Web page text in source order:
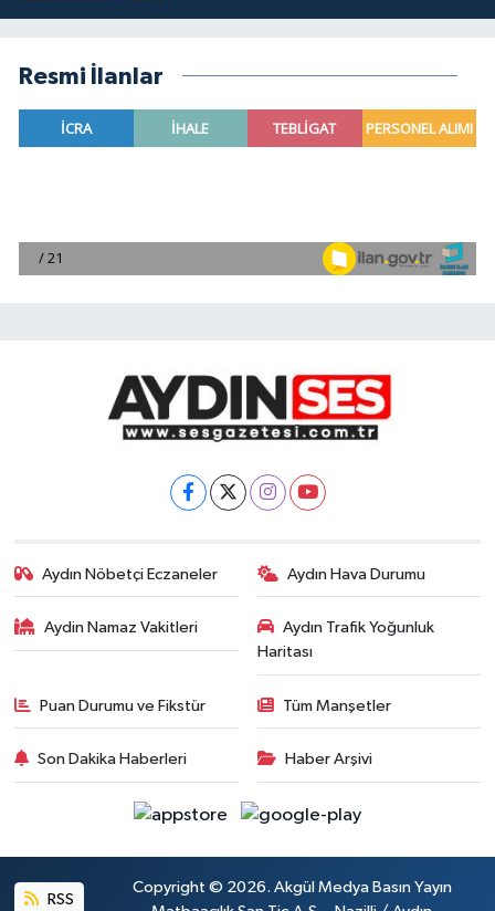
Resmi İlanlar
Aydın Nöbetçi Eczaneler Aydın Hava Durumu
Aydin Namaz Vakitleri
Aydın Trafik Yoğunluk
Haritası
Puan Durumu ve Fikstür Tüm Manşetler
Son Dakika Haberleri Haber Arşivi
RSS
Copyright © 2026. Akgül Medya Basın Yayın